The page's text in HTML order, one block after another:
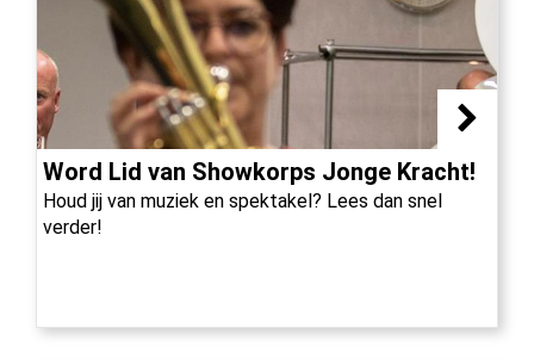
Word Lid van Showkorps Jonge Kracht!
Houd jij van muziek en spektakel? Lees dan snel
verder!